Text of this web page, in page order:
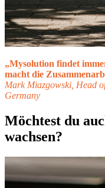
„Mysolution findet
macht die
Mark Miazgowski, Head
Germany
Möchtest du
wachsen?